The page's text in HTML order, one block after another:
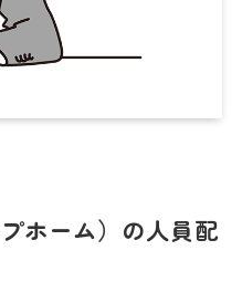
ホーム）の人員配